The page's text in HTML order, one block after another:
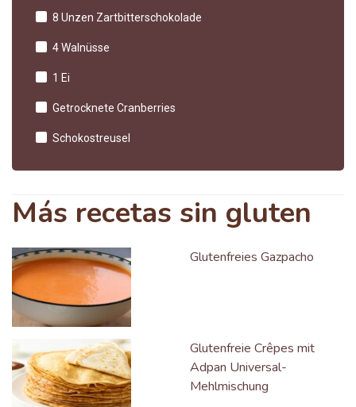
8 Unzen Zartbitterschokolade
4 Walnüsse
1 Ei
Getrocknete Cranberries
Schokostreusel
Más recetas sin gluten
Glutenfreies Gazpacho
Glutenfreie Crêpes mit
Adpan Universal-
Mehlmischung